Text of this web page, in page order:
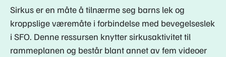
Sirkus er en måte å tilnærme seg barns lek og
kroppslige væremåte i forbindelse med bevegelseslek
i SFO. Denne ressursen knytter sirkusaktivitet til
rammeplanen og består blant annet av fem videoer